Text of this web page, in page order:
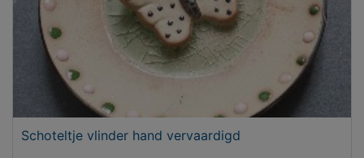
Schoteltje vlinder hand vervaardigd